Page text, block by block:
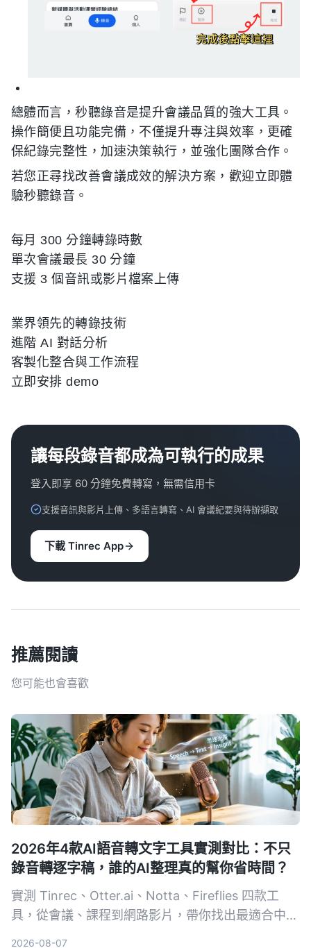
總體而言，秒聽錄音是提升會議品質的強大工具。
操作簡便且功能完備，不僅提升專注與效率，更確
保紀錄完整性，加速決策執行，並強化團隊合作。
若您正尋找改善會議成效的解決方案，歡迎立即體
驗秒聽錄音。
每月 300 分鐘轉錄時數
單次會議最長 30 分鐘
支援 3 個音訊或影片檔案上傳
業界領先的轉錄技術
進階 AI 對話分析
客製化整合與工作流程
立即安排 demo
讓每段錄音都成為可執行的成果
登入即享 60 分鐘免費轉寫，無需信用卡
支援音訊與影片上傳、多語言轉寫、AI 會議紀要與待辦擷取
下載 Tinrec App
推薦閱讀
您可能也會喜歡
2026年4款AI語音轉文字工具實測對比：不只
錄音轉逐字稿，誰的AI整理真的幫你省時間？
實測 Tinrec、Otter.ai、Notta、Fireflies 四款工
具，從會議、課程到網路影片，帶你找出最適合中文
2026-08-07